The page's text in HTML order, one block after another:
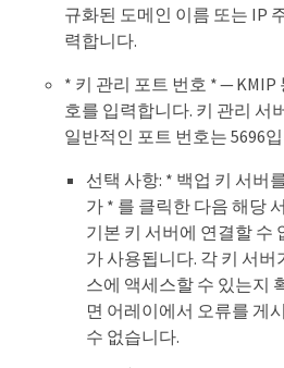
규화된 도메인 이름 또는 IP
력합니다.
* 키 관리 포트 번호 * —
호를 입력합니다. 키 관리 서
일반적인 포트 번호는 5696
선택 사항: * 백업 키 서버
가 * 를 클릭한 다음 해당
기본 키 서버에 연결할 수
가 사용됩니다. 각 키 서
스에 액세스할 수 있는지
면 어레이에서 오류를 게
수 없습니다.